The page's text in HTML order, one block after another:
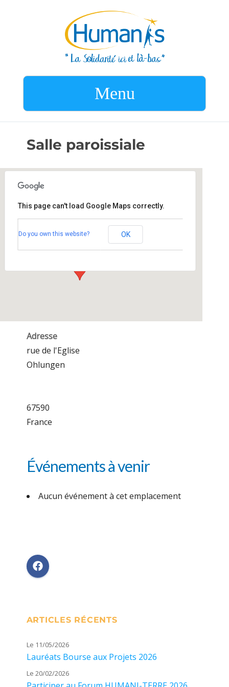
Menu
Salle paroissiale
rue de l'Eglise - Ohlungen
This page can't load Google Maps correctly.
Do you own this website? OK
Adresse
rue de l'Eglise
Ohlungen
67590
France
Événements à venir
Aucun événement à cet emplacement
ARTICLES RÉCENTS
Le 11/05/2026
Lauréats Bourse aux Projets 2026
Le 20/02/2026